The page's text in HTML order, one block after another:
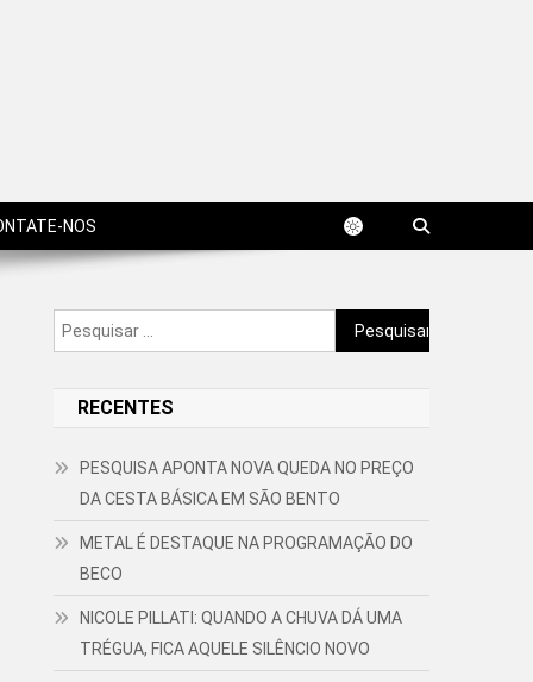
NOS
Pesquisar
por:
RECENTES
PESQUISA APONTA NOVA QUEDA NO PREÇO
DA CESTA BÁSICA EM SÃO BENTO
METAL É DESTAQUE NA PROGRAMAÇÃO DO
BECO
NICOLE PILLATI: QUANDO A CHUVA DÁ UMA
TRÉGUA, FICA AQUELE SILÊNCIO NOVO